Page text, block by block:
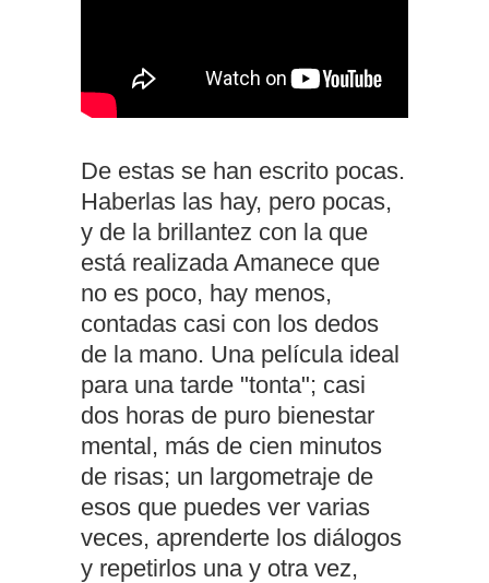
De estas se han escrito pocas.
Haberlas las hay, pero pocas,
y de la brillantez con la que
está realizada Amanece que
no es poco, hay menos,
contadas casi con los dedos
de la mano. Una película ideal
para una tarde "tonta"; casi
dos horas de puro bienestar
mental, más de cien minutos
de risas; un largometraje de
esos que puedes ver varias
veces, aprenderte los diálogos
y repetirlos una y otra vez,